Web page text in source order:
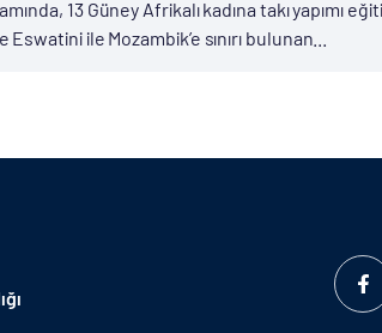
13 Güney Afrikalı kadına takı yapımı
ile Mozambik’e sınırı bulunan...